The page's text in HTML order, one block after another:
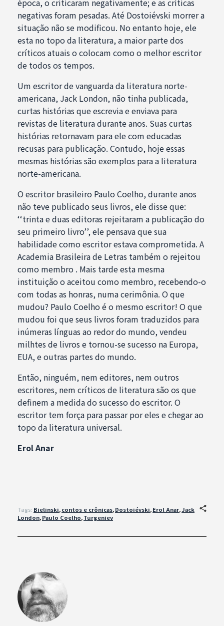
negativas foram pesadas. Até Dostoiévski morrer a
situação não se modificou. No entanto hoje, ele
esta no topo da literatura, a maior parte dos
críticos atuais o colocam como o melhor escritor
de todos os tempos.
Um escritor de vanguarda da literatura norte-
americana, Jack London, não tinha publicada,
curtas histórias que escrevia e enviava para
revistas de literatura durante anos. Suas curtas
histórias retornavam para ele com educadas
recusas para publicação. Contudo, hoje essas
mesmas histórias são exemplos para a literatura
norte-americana.
O escritor brasileiro Paulo Coelho, durante anos
não teve publicado seus livros, ele disse que:
‘‘trinta e duas editoras rejeitaram a publicação do
seu primeiro livro’’, ele pensava que sua
habilidade como escritor estava comprometida. A
Academia Brasileira de Letras também o rejeitou
como membro . Mais tarde esta mesma
instituição o aceitou como membro, recebendo-o
com todas as honras, numa cerimônia. O que
mudou? Paulo Coelho é o mesmo escritor! O que
mudou foi que seus livros foram traduzidos para
inúmeras línguas ao redor do mundo, vendeu
milhtes de livros e tornou-se sucesso na Europa,
EUA, e outras partes do mundo.
Então, ninguém, nem editores, nem outros
escritores, nem críticos de literatura são os que
definem a medida do sucesso do escritor. O
escritor tem força para passar por eles e chegar ao
topo da literatura universal.
Erol Anar
Tags: Bielinski,contos e crônicas,Dostoiévski,Erol Anar,Jack
London,Paulo Coelho,Turgeniev